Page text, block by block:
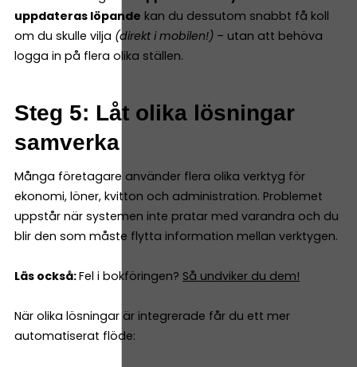
uppdateras löpande kan du dessutom snabbt få koll
om du skulle vilja (direkt i mobilen!) – utan att behöva
logga in på flera olika ställen.
Steg 5: Låt olika lösningar
samverka
Många företagare använder flera olika verktyg för
ekonomi, löner, kvitton och administration. Problemet
uppstår när systemen inte pratar med varandra och du
blir den som måste flytta information mellan verktygen.
Läs också:Fel i bokföringen? Så undviker du dem!
När olika lösningar är integrerade får du ett mer
automatiserat flöde: